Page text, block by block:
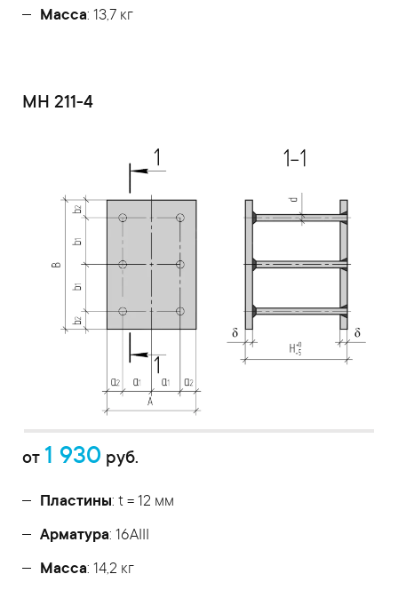
Масса: 13,7 кг
МН 211-4
от 1 930 руб.
Пластины: t = 12 мм
Арматура: 16AIII
Масса: 14,2 кг